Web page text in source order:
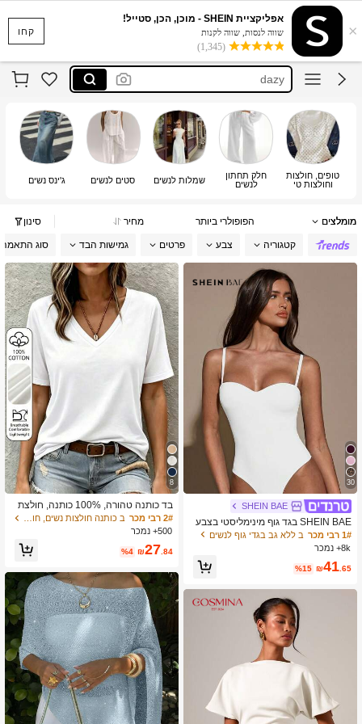
קחו ×
אפליקציית SHEIN - מוכן, הכן, סטייל!
שווה לנסות, שווה לקנות
(1,345)
musera
motf
dazy
motf שמלות
musera
motf
טופים, חולצות
וחולצות טי
חלק תחתון
לנשים
שמלות לנשים סטים לנשים ג'ינס נשים
מומלצים הפופולרי ביותר מחיר סינון
קטגוריה צבע פרטים גמישות הבד סוג התאמה
30
SHEIN BAE
SHEIN BAE בגד גוף מינימליסטי בצבע
אחיד לנשים, קז'ואל יומיומי, קיץ
1# רבי מכר
ב ללא גב בגדי גוף לנשים
8k+ נמכר
₪41.65
%15
8
בד כותנה טהורה, 100% כותנה, חולצת
טי לנשים, טופ לנשים, טופ לבן, שרוול קצ
2# רבי מכר
500+ נמכר
₪27.84
%4